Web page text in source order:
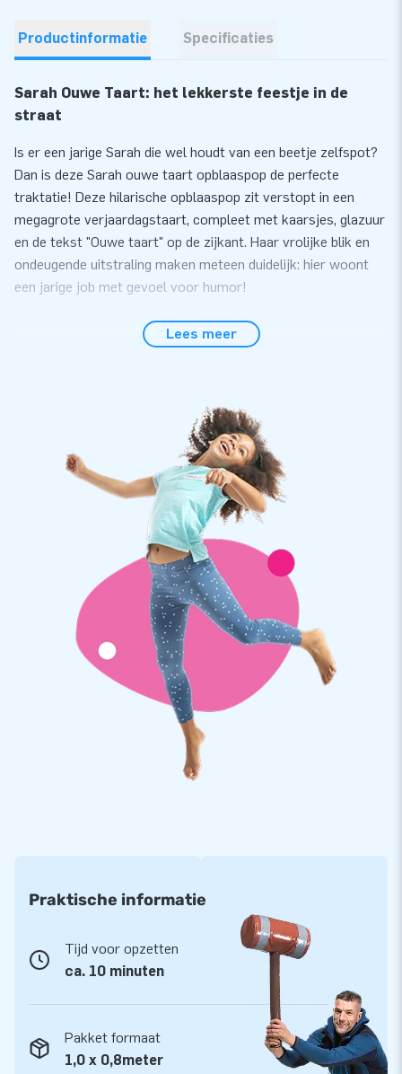
Productinformatie Specificaties
Sarah Ouwe Taart: het lekkerste feestje in de
straat
Is er een jarige Sarah die wel houdt van een beetje zelfspot?
Dan is deze Sarah ouwe taart opblaaspop de perfecte
traktatie! Deze hilarische opblaaspop zit verstopt in een
megagrote verjaardagstaart, compleet met kaarsjes, glazuur
en de tekst "Ouwe taart" op de zijkant. Haar vrolijke blik en
ondeugende uitstraling maken meteen duidelijk: hier woont
een jarige job met gevoel voor humor!
Snel opgezet, gegarandeerd lachen
blower, haringen en touwen. Binnen een paar minuten staat
deze taart rechtop te pronken! De felle kleuren, opvallende
vorm en feestelijke details zorgen voor gegarandeerd bekijks.
Perfect voor een 50e, 60e of zelfs 70e verjaardag van een
dame die zichzelf (en haar leeftijd) niet al te serieus neemt.
JB Inflatables: jouw feest, onze pop
Bij JB Inflatables vind je opblaasfiguren voor elke jarige, elk
beroep en elke mijlpaal. Al onze producten zijn van sterke
kwaliteit, worden standaard geleverd met 5 jaar garantie én
zijn razendsnel in huis dankzij onze grote voorraad. Dus of je
nu kiest voor een klassieke Sarah of een knettergrappige
versie zoals deze Sarah ouwe taart opblaaspop, met JB
wordt elk feestje nét wat leuker!
Lees meer
Praktische informatie
Tijd voor opzetten
ca. 10 minuten
Pakket formaat
1,0 x 0,8meter